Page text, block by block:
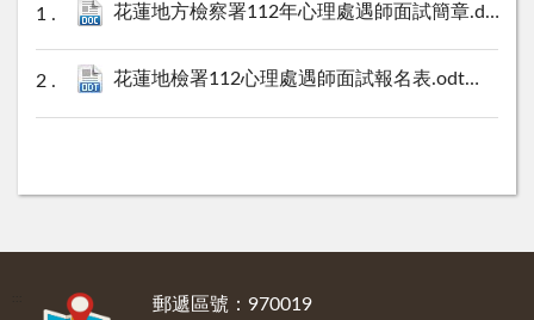
花蓮地方檢察署112年心理處遇師面試簡章.docx
花蓮地檢署112心理處遇師面試報名表.odt 19 KB
郵遞區號：970019